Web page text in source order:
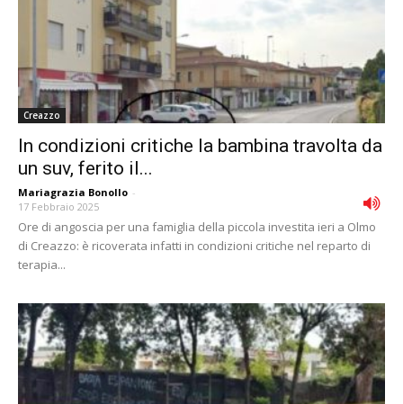
Creazzo
In condizioni critiche la bambina travolta da
un suv, ferito il...
Mariagrazia Bonollo -
17 Febbraio 2025
Ore di angoscia per una famiglia della piccola investita ieri a Olmo
di Creazzo: è ricoverata infatti in condizioni critiche nel reparto di
terapia...